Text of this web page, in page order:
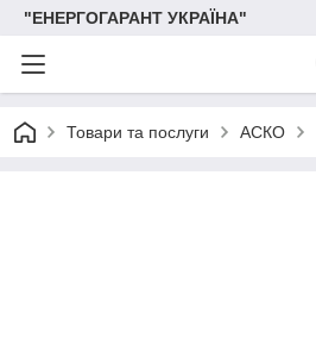
"ЕНЕРГОГАРАНТ УКРАЇНА"
Товари та послуги АСКО